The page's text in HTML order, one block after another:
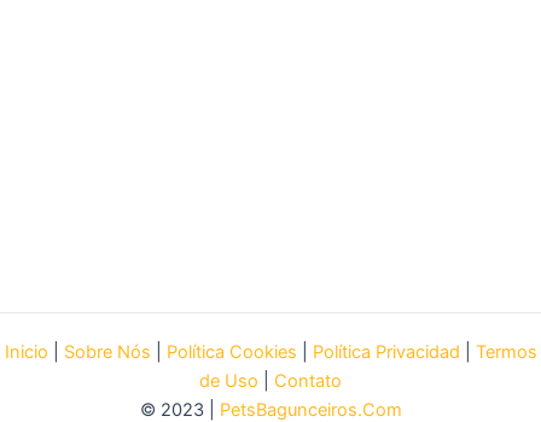
Inicio Sobre Nós Política Cookies Política Privacidad
Termos
de Uso
Contato
© 2023 | PetsBagunceiros.Com